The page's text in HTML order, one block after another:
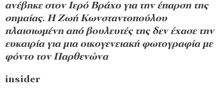
ανέβηκε στον Ιερό Βράχο για την έπαρση της
σημαίας. Η Ζωή Κωνσταντοπούλου
πλαισιωμένη από βουλευτές της δεν έχασε την
ευκαιρία για μια οικογενειακή φωτογραφία με
φόντο τον Παρθενώνα
insider